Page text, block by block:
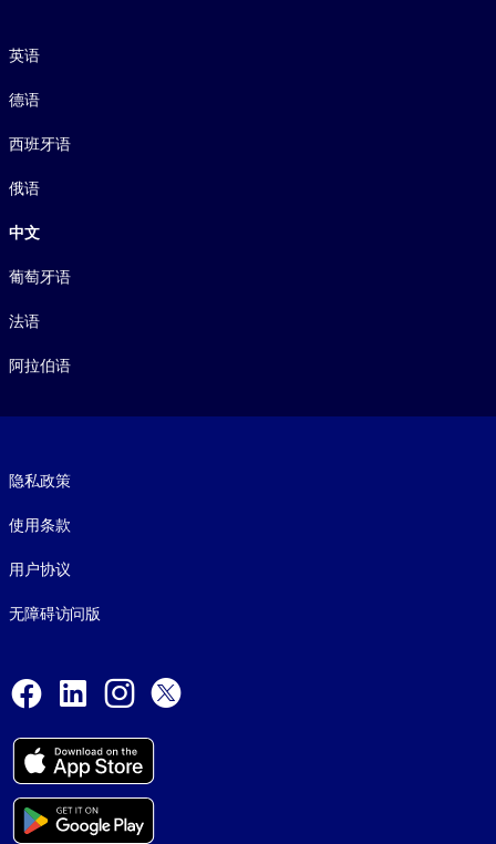
英语
德语
西班牙语
俄语
中文
葡萄牙语
法语
阿拉伯语
隐私政策
使用条款
用户协议
无障碍访问版
Facebook
LinkedInInstagram